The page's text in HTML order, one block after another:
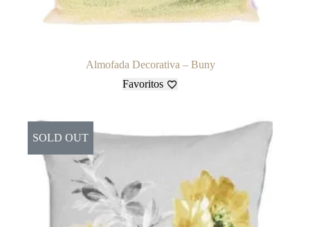
Almofada Decorativa – Buny
Favoritos
SOLD OUT